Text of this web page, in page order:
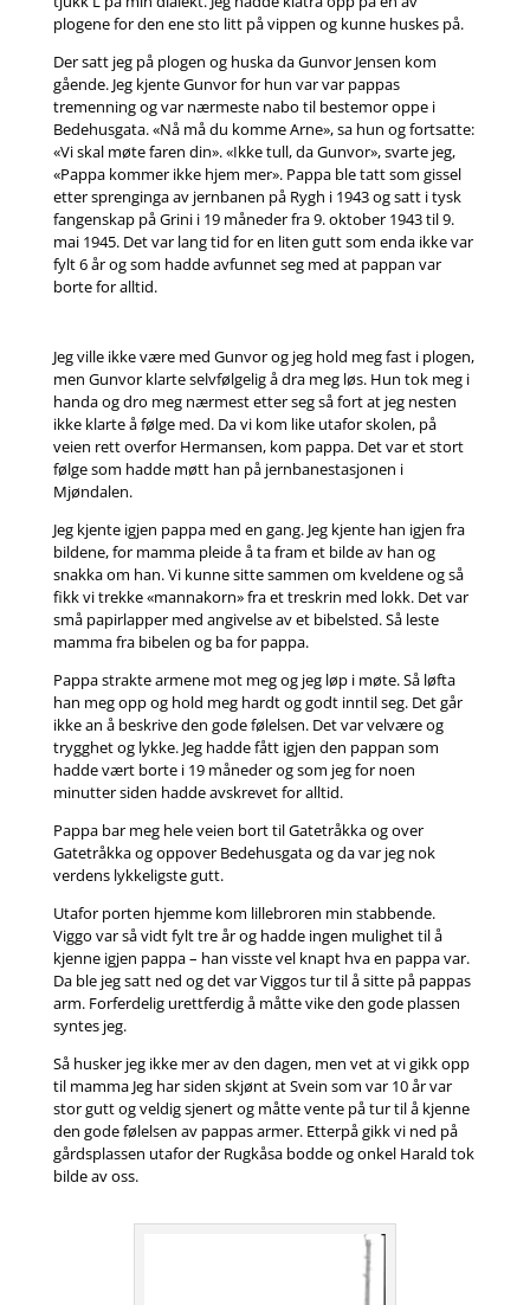
plogene for den ene sto litt på vippen og kunne huskes på.
Der satt jeg på plogen og huska da Gunvor Jensen kom
gående. Jeg kjente Gunvor for hun var var pappas
tremenning og var nærmeste nabo til bestemor oppe i
Bedehusgata. «Nå må du komme Arne», sa hun og fortsatte:
«Vi skal møte faren din». «Ikke tull, da Gunvor», svarte jeg,
«Pappa kommer ikke hjem mer». Pappa ble tatt som gissel
etter sprenginga av jernbanen på Rygh i 1943 og satt i tysk
fangenskap på Grini i 19 måneder fra 9. oktober 1943 til 9.
mai 1945. Det var lang tid for en liten gutt som enda ikke var
fylt 6 år og som hadde avfunnet seg med at pappan var
borte for alltid.
Jeg ville ikke være med Gunvor og jeg hold meg fast i plogen,
men Gunvor klarte selvfølgelig å dra meg løs. Hun tok meg i
handa og dro meg nærmest etter seg så fort at jeg nesten
ikke klarte å følge med. Da vi kom like utafor skolen, på
veien rett overfor Hermansen, kom pappa. Det var et stort
følge som hadde møtt han på jernbanestasjonen i
Mjøndalen.
Jeg kjente igjen pappa med en gang. Jeg kjente han igjen fra
bildene, for mamma pleide å ta fram et bilde av han og
snakka om han. Vi kunne sitte sammen om kveldene og så
fikk vi trekke «mannakorn» fra et treskrin med lokk. Det var
små papirlapper med angivelse av et bibelsted. Så leste
mamma fra bibelen og ba for pappa.
Pappa strakte armene mot meg og jeg løp i møte. Så løfta
han meg opp og hold meg hardt og godt inntil seg. Det går
ikke an å beskrive den gode følelsen. Det var velvære og
trygghet og lykke. Jeg hadde fått igjen den pappan som
hadde vært borte i 19 måneder og som jeg for noen
minutter siden hadde avskrevet for alltid.
Pappa bar meg hele veien bort til Gatetråkka og over
Gatetråkka og oppover Bedehusgata og da var jeg nok
verdens lykkeligste gutt.
Utafor porten hjemme kom lillebroren min stabbende.
Viggo var så vidt fylt tre år og hadde ingen mulighet til å
kjenne igjen pappa – han visste vel knapt hva en pappa var.
Da ble jeg satt ned og det var Viggos tur til å sitte på pappas
arm. Forferdelig urettferdig å måtte vike den gode plassen
syntes jeg.
Så husker jeg ikke mer av den dagen, men vet at vi gikk opp
til mamma Jeg har siden skjønt at Svein som var 10 år var
stor gutt og veldig sjenert og måtte vente på tur til å kjenne
den gode følelsen av pappas armer. Etterpå gikk vi ned på
gårdsplassen utafor der Rugkåsa bodde og onkel Harald tok
bilde av oss.